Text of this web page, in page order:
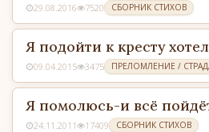
29.08.2016 7520 СБОРНИК СТИХОВ
Я подойти к кресту
09.04.2015 3475 ПРЕЛОМЛЕНИЕ /
Я помолюсь-и всё
24.11.2011 17409 СБОРНИК СТИХОВ